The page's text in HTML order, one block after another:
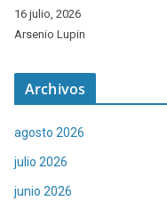
16 julio, 2026
Arsenio Lupin
Archivos
agosto 2026
julio 2026
junio 2026